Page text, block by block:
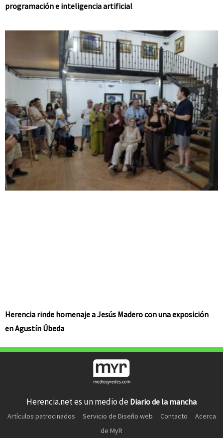
programación e inteligencia artificial
Herencia rinde homenaje a Jesús Madero con una exposición
en Agustín Úbeda
Herencia.net es un medio de Diario de la mancha
Artículos patrocinados Servicio de Diseño web Contacto
Acerca
de MyR